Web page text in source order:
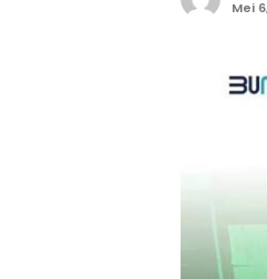
Mei